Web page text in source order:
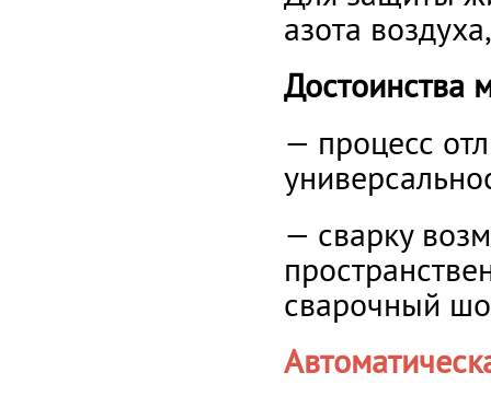
азота
Достоинства
— процесс
— сварку
сварочный